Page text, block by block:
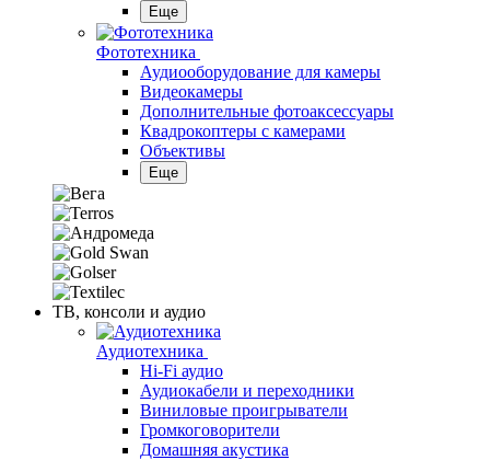
Еще
Фототехника
Аудиооборудование для камеры
Видеокамеры
Дополнительные фотоаксессуары
Квадрокоптеры с камерами
Объективы
Еще
ТВ, консоли и аудио
Аудиотехника
Hi-Fi аудио
Аудиокабели и переходники
Виниловые проигрыватели
Громкоговорители
Домашняя акустика